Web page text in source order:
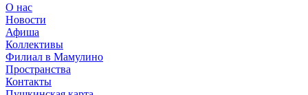
О нас
Новости
Афиша
Коллективы
Филиал в Мамулино
Пространства
Контакты